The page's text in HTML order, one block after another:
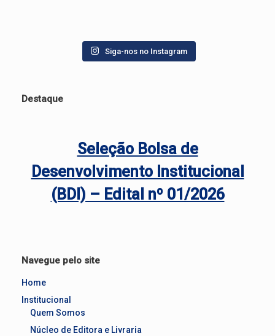
Siga-nos no Instagram
Destaque
Seleção Bolsa de
Desenvolvimento Institucional
(BDI) – Edital nº 01/2026
Navegue pelo site
Home
Institucional
Quem Somos
Núcleo de Editora e Livraria